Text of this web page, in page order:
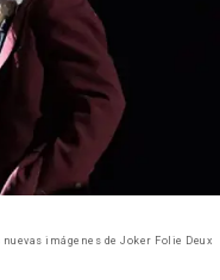
Joker 2: Joaquin Phoenix y Lady Gaga, amor loco en las nuevas imágenes de Joker Folie Deux